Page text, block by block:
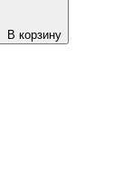
В корзину